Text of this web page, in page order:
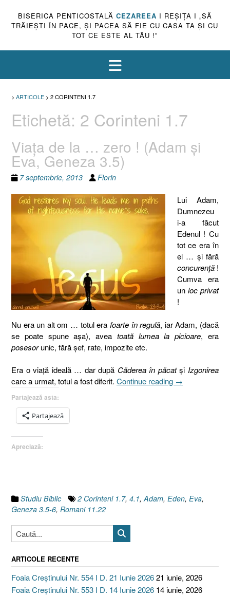
BISERICA PENTICOSTALĂ CEZAREEA I REŞIŢA I „SĂ
TRĂIEŞTI ÎN PACE, ŞI PACEA SĂ FIE CU CASA TA ŞI CU
TOT CE ESTE AL TĂU !”
> ARTICOLE > 2 CORINTENI 1.7
Etichetă: 2 Corinteni 1.7
Viaţa de la … zero ! (Adam şi
Eva, Geneza 3.5)
7 septembrie, 2013 Florin
Lui Adam,
Dumnezeu
i-a făcut
Edenul ! Cu
tot ce era în
el … şi fără
concurenţă!
Cumva era
un loc privat
!
Nu era un alt om … totul era foarte în regulă, iar Adam, (dacă
se poate spune aşa), avea toată lumea la picioare, era
posesorunic, fără şef, rate, impozite etc.
Era o viaţă ideală … dar după Căderea în păcatşi Izgonirea
care a urmat, totul a fost diferit. Continue reading „Viaţa
3.5)”
→
Partajează asta:
Partajează
Apreciază:
Studiu Biblic 2 Corinteni 1.7, 4.1,Adam, Eden, Eva,
Geneza 3.5-6, Romani 11.22
ARTICOLE RECENTE
Foaia Creștinului Nr. 554 I D. 21 Iunie 202621 iunie, 2026
Foaia Creștinului Nr. 553 I D. 14 Iunie 2026 14 iunie, 2026